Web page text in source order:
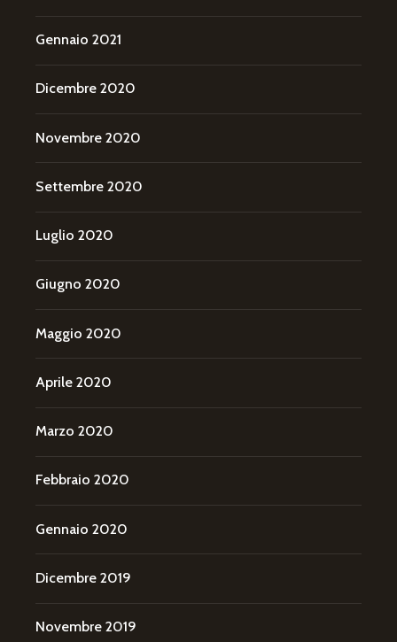
Gennaio 2021
Dicembre 2020
Novembre 2020
Settembre 2020
Luglio 2020
Giugno 2020
Maggio 2020
Aprile 2020
Marzo 2020
Febbraio 2020
Gennaio 2020
Dicembre 2019
Novembre 2019